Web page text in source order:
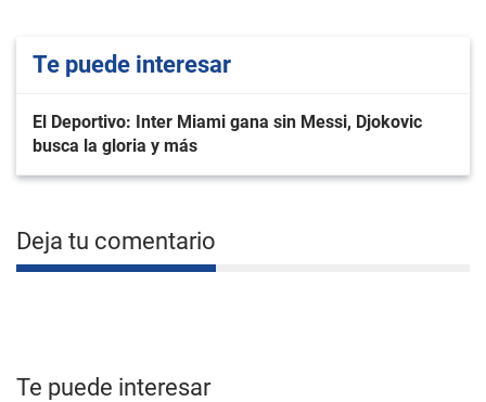
Te puede interesar
El Deportivo: Inter Miami gana sin Messi, Djokovic
busca la gloria y más
Deja tu comentario
Te puede interesar